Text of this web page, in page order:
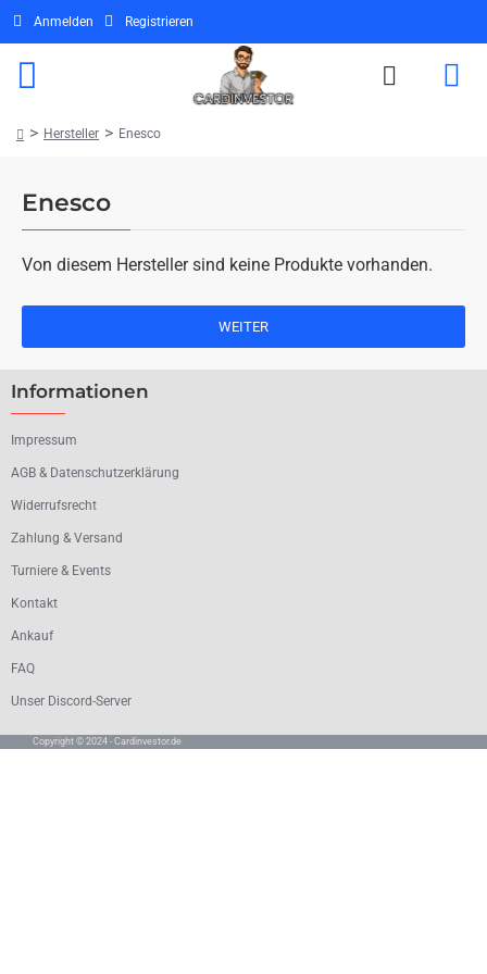
Anmelden Registrieren
Enesco
Hersteller Enesco
Von diesem Hersteller sind keine Produkte vorhanden.
WEITER
Informationen
Impressum
AGB & Datenschutzerklärung
Widerrufsrecht
Zahlung & Versand
Turniere & Events
Kontakt
Ankauf
FAQ
Unser Discord-Server
Copyright © 2024 - Cardinvestor.de